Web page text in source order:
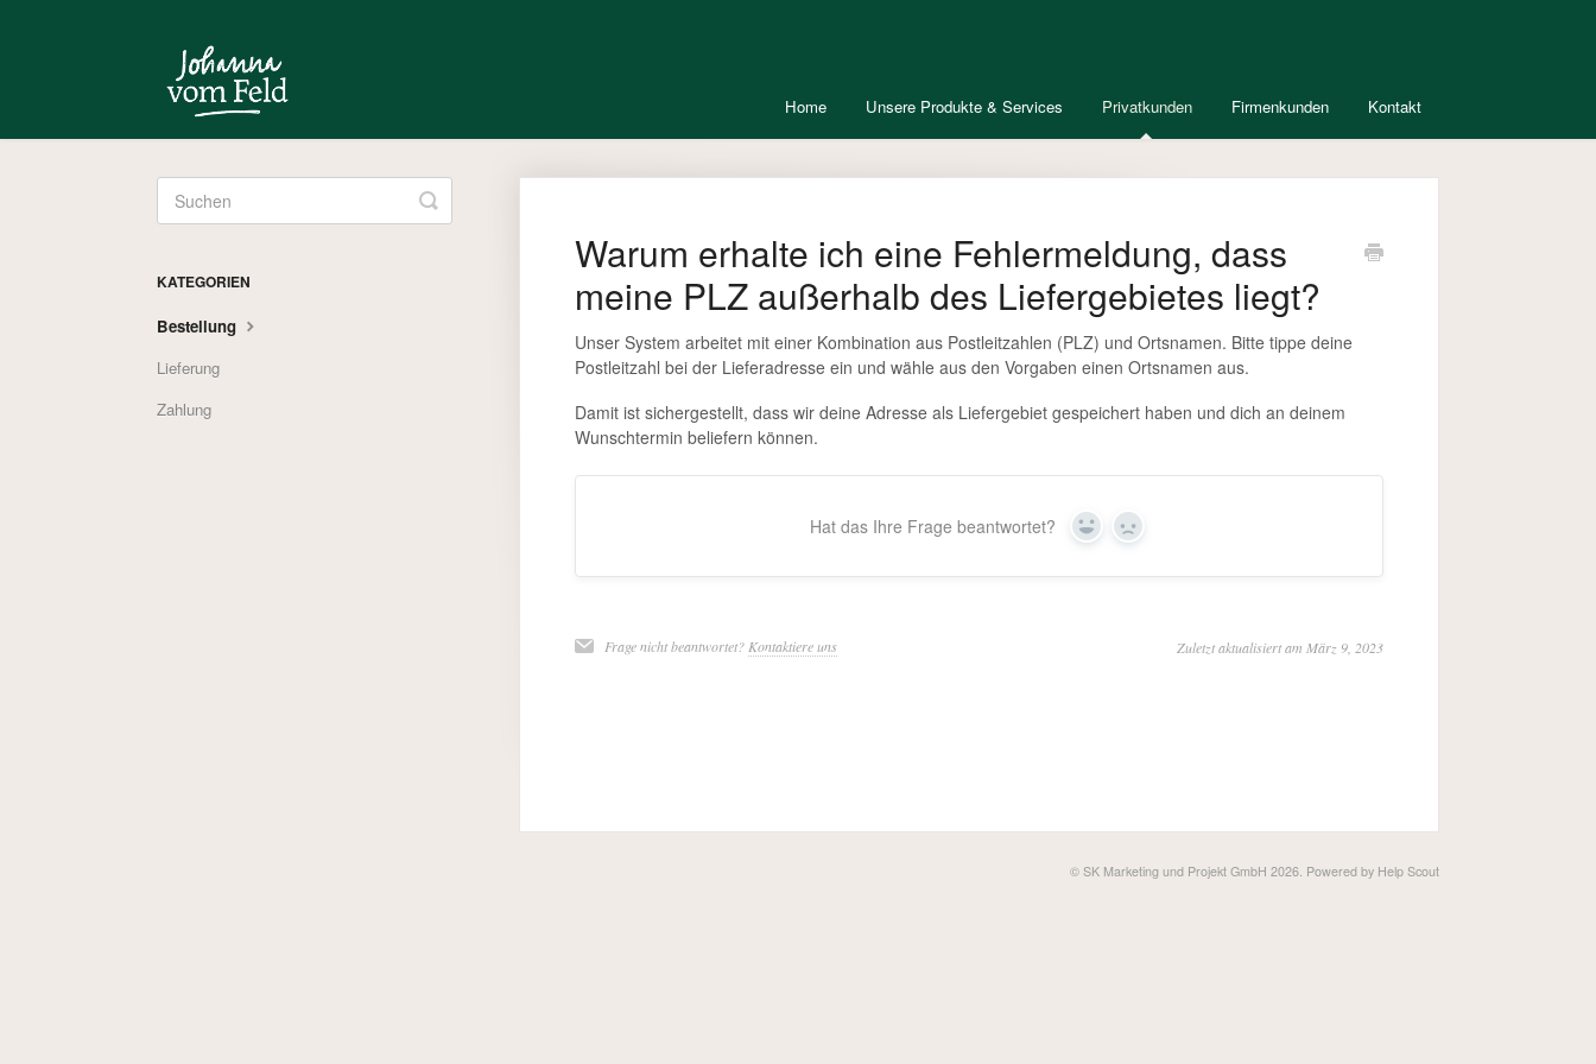
Home Unsere Produkte & Services Privatkunden Firmenkunden Kontakt
Warum erhalte ich eine Fehlermeldung, dass
meine PLZ außerhalb des Liefergebietes liegt?
Unser System arbeitet mit einer Kombination aus Postleitzahlen (PLZ) und Ortsnamen. Bitte tippe deine
Postleitzahl bei der Lieferadresse ein und wähle aus den Vorgaben einen Ortsnamen aus.
Damit ist sichergestellt, dass wir deine Adresse als Liefergebiet gespeichert haben und dich an deinem
Wunschtermin beliefern können.
Hat das Ihre Frage beantwortet? Yes No
Frage nicht beantwortet? Kontaktiere uns Zuletzt aktualisiert am März 9, 2023
Toggle
Search
KATEGORIEN
Bestellung
Lieferung
Zahlung
© SK Marketing und Projekt GmbH 2026. Powered by Help Scout